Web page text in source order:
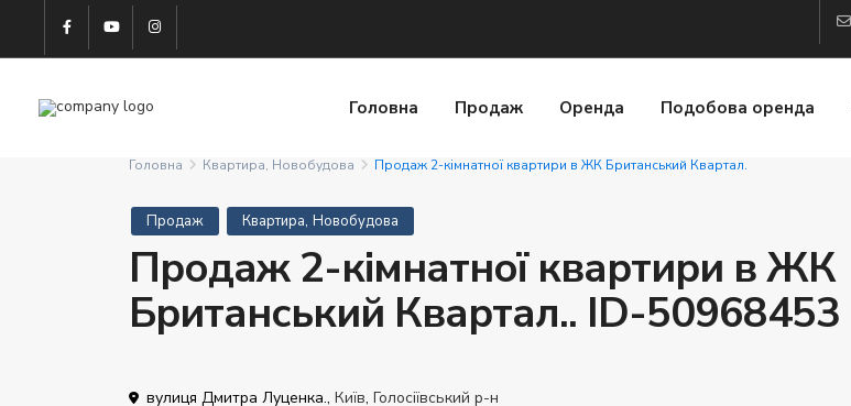
Головна Продаж Оренда Подобова оренда
Головна Квартира, Новобудова Продаж 2-кімнатної квартири в ЖК Британський Квартал.
Продаж Квартира, Новобудова
Продаж 2-кімнатної квартири в ЖК
Британський Квартал.. ID-50968453
вулиця Дмитра Луценка., Київ, Голосіївський р-н